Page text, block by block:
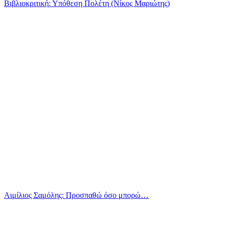
Βιβλιοκριτική: Υπόθεση Πολέτη (Νίκος Μαριώτης)
Αιμίλιος Σαμόλης: Προσπαθώ όσο μπορώ…